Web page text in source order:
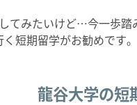
てみたいけど…今一歩
く短期留学がお勧めです｡
龍谷大学の短